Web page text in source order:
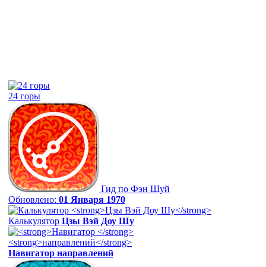
24 горы
Гид по Фэн Шуй
Обновлено: 01 Января 1970
Калькулятор Цзы Вэй Доу Шу
Навигатор направлений